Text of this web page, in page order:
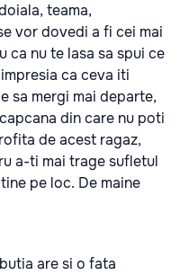
teama,
vor dovedi a fi cei mai
ca nu te lasa sa spui ce
ca ceva iti
sa mergi mai departe,
din care nu poti
de acest ragaz,
a-ti mai trage sufletul
pe loc. De maine
are si o fata